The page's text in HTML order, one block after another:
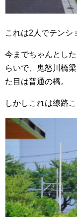
これは2人でテンシ
今までちゃんとし
らいで、鬼怒川橋
た目は普通の橋。
しかしこれは線路